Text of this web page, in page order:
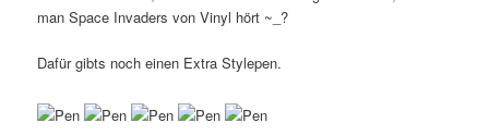
man Space Invaders von Vinyl hört ~_?
Dafür gibts noch einen Extra Stylepen.